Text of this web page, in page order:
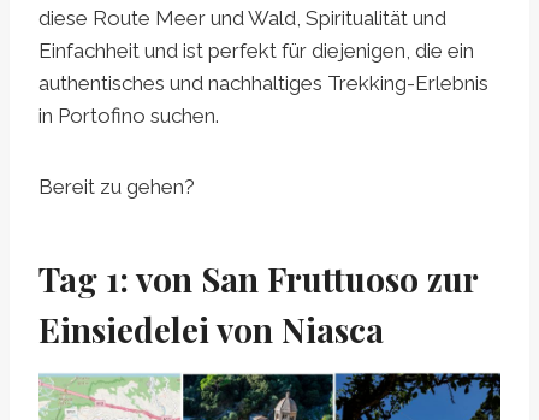
diese Route Meer und Wald, Spiritualität und
Einfachheit und ist perfekt für diejenigen, die ein
authentisches und nachhaltiges Trekking-Erlebnis
in Portofino suchen.
Bereit zu gehen?
Tag 1: von San Fruttuoso zur
Einsiedelei von Niasca